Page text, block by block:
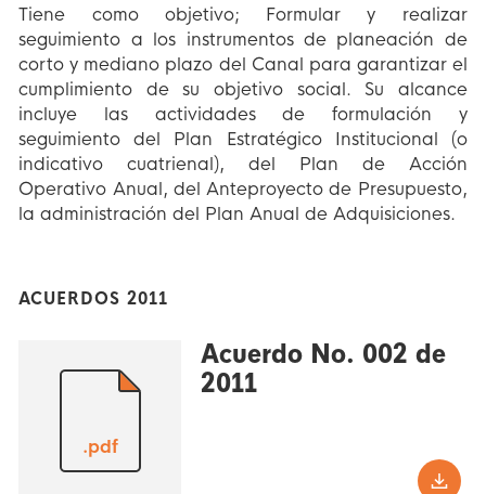
Tiene como objetivo; Formular y realizar
seguimiento a los instrumentos de planeación de
corto y mediano plazo del Canal para garantizar el
cumplimiento de su objetivo social. Su alcance
incluye las actividades de formulación y
seguimiento del Plan Estratégico Institucional (o
indicativo cuatrienal), del Plan de Acción
Operativo Anual, del Anteproyecto de Presupuesto,
la administración del Plan Anual de Adquisiciones.
ACUERDOS 2011
.pdf
Acuerdo No. 002 de
2011